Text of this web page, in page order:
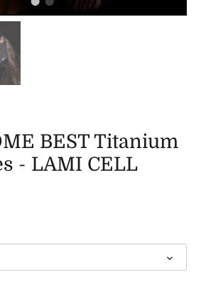
BEST Titanium
- LAMI CELL